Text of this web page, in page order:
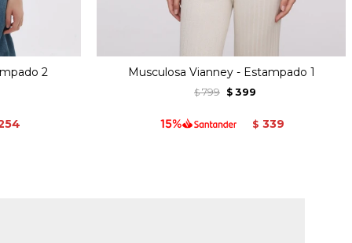
2 Musculosa Vianney - Estampado 1
$ 799 $ 399
$ 339